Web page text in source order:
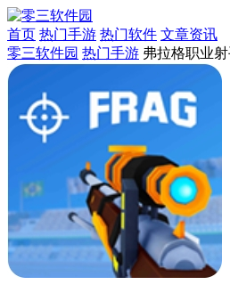
首页 热门手游 热门软件 文章资讯
零三软件园 热门手游 弗拉格职业